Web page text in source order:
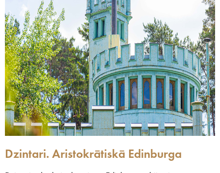
Dzintari. Aristokrātiskā Edinburga